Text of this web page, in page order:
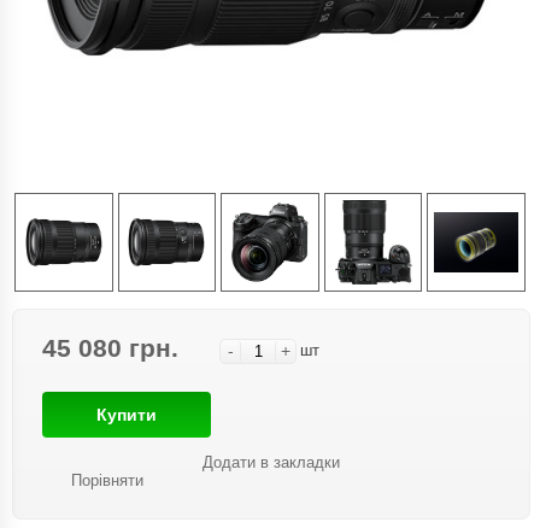
45 080 грн. - + шт
Купити
Порівняти
Додати в закладки